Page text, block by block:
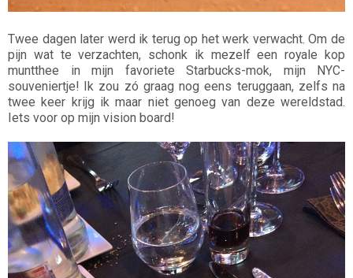
Twee dagen later werd ik terug op het werk verwacht. Om de
pijn wat te verzachten, schonk ik mezelf een royale kop
muntthee in mijn favoriete Starbucks-mok, mijn NYC-
souveniertje! Ik zou zó graag nog eens teruggaan, zelfs na
twee keer krijg ik maar niet genoeg van deze wereldstad.
Iets voor op mijn vision board!